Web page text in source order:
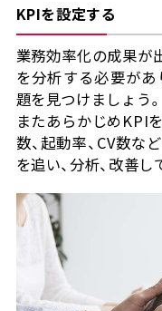
KPIを設定する
業務効率化の成果が
を分析する必要が
題を見つけましょう。
またあらかじめKPI
数、起動率、CV数な
を追い、分析、改善し